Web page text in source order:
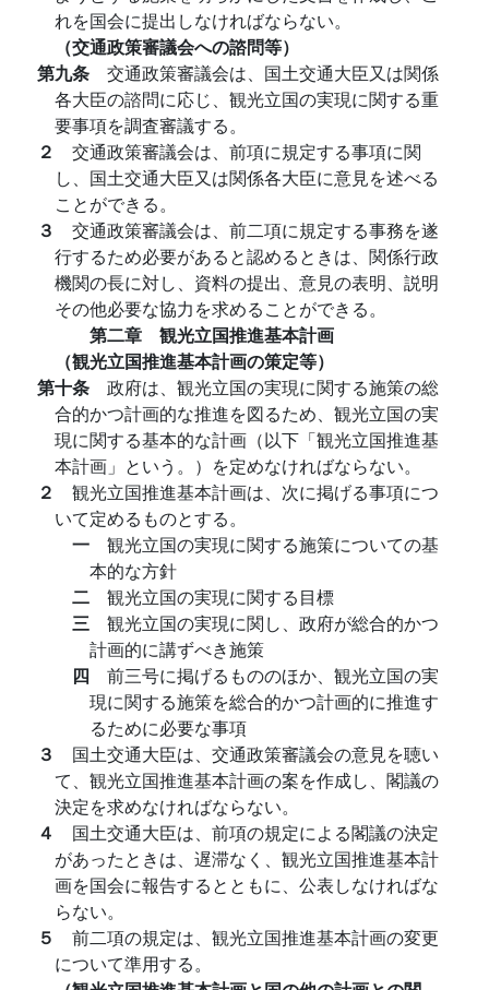
れを国会に提出しなければならない。
（交通政策審議会への諮問等）
第九条 交通政策審議会は、国土交通大臣又は関係
各大臣の諮問に応じ、観光立国の実現に関する重
要事項を調査審議する。
２ 交通政策審議会は、前項に規定する事項に関
し、国土交通大臣又は関係各大臣に意見を述べる
ことができる。
３ 交通政策審議会は、前二項に規定する事務を遂
行するため必要があると認めるときは、関係行政
機関の長に対し、資料の提出、意見の表明、説明
その他必要な協力を求めることができる。
第二章 観光立国推進基本計画
（観光立国推進基本計画の策定等）
第十条 政府は、観光立国の実現に関する施策の総
合的かつ計画的な推進を図るため、観光立国の実
現に関する基本的な計画（以下「観光立国推進基
本計画」という。）を定めなければならない。
２ 観光立国推進基本計画は、次に掲げる事項につ
いて定めるものとする。
一 観光立国の実現に関する施策についての基
本的な方針
二 観光立国の実現に関する目標
三 観光立国の実現に関し、政府が総合的かつ
計画的に講ずべき施策
四 前三号に掲げるもののほか、観光立国の実
現に関する施策を総合的かつ計画的に推進す
るために必要な事項
３ 国土交通大臣は、交通政策審議会の意見を聴い
て、観光立国推進基本計画の案を作成し、閣議の
決定を求めなければならない。
４ 国土交通大臣は、前項の規定による閣議の決定
があったときは、遅滞なく、観光立国推進基本計
画を国会に報告するとともに、公表しなければな
らない。
５ 前二項の規定は、観光立国推進基本計画の変更
について準用する。